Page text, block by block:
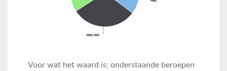
Voor wat het waard is: onderstaande beroepen